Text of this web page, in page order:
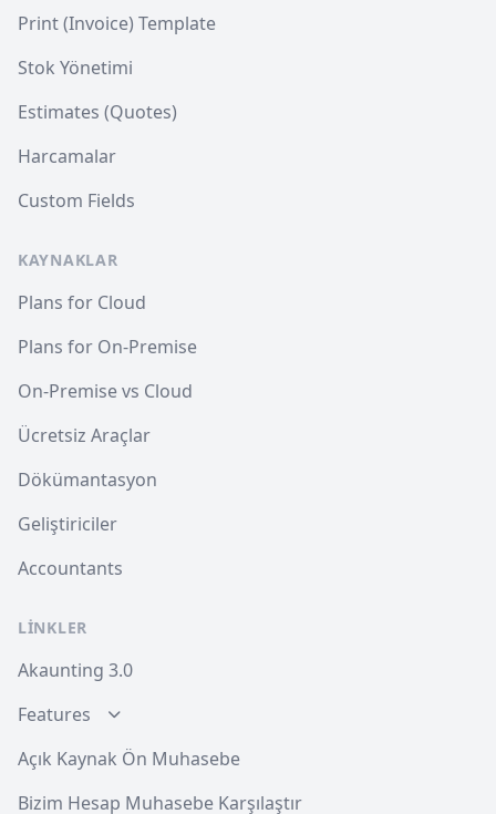
Print (Invoice) Template
Stok Yönetimi
Estimates (Quotes)
Harcamalar
Custom Fields
KAYNAKLAR
Plans for Cloud
Plans for On-Premise
On-Premise vs Cloud
Ücretsiz Araçlar
Dökümantasyon
Geliştiriciler
Accountants
LINKLER
Akaunting 3.0
Features
Açık Kaynak Ön Muhasebe
Bizim Hesap Muhasebe Karşılaştır